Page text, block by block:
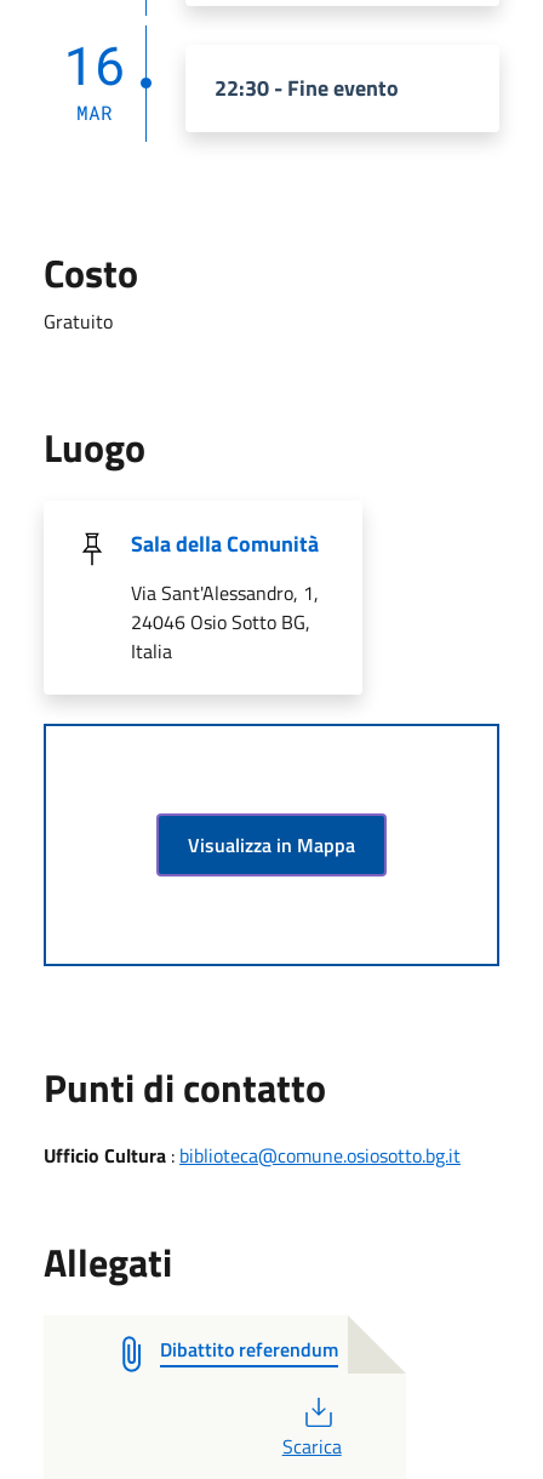
16
MAR
22:30 - Fine evento
Costo
Gratuito
Luogo
Sala della Comunità
Via Sant'Alessandro, 1,
24046 Osio Sotto BG,
Italia
Visualizza in Mappa
Punti di contatto
Ufficio Cultura : biblioteca@comune.osiosotto.bg.it
Allegati
Dibattito referendum
Scarica